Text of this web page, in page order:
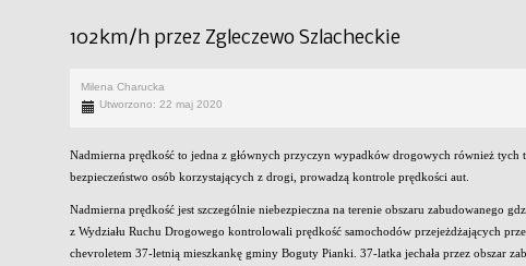
102km/h przez Zgleczewo Szlacheckie
Milena Charucka
Utworzono: 22 maj 2020
Nadmierna prędkość to jedna z głównych przyczyn wypadków drogowych również
bezpieczeństwo osób korzystających z drogi, prowadzą kontrole prędkości aut.
Nadmierna prędkość jest szczególnie niebezpieczna na terenie obszaru zabudowanego
z Wydziału Ruchu Drogowego kontrolowali prędkość samochodów przejeżdżających
chevroletem 37-letnią mieszkankę gminy Boguty Pianki. 37-latka jechała przez obszar